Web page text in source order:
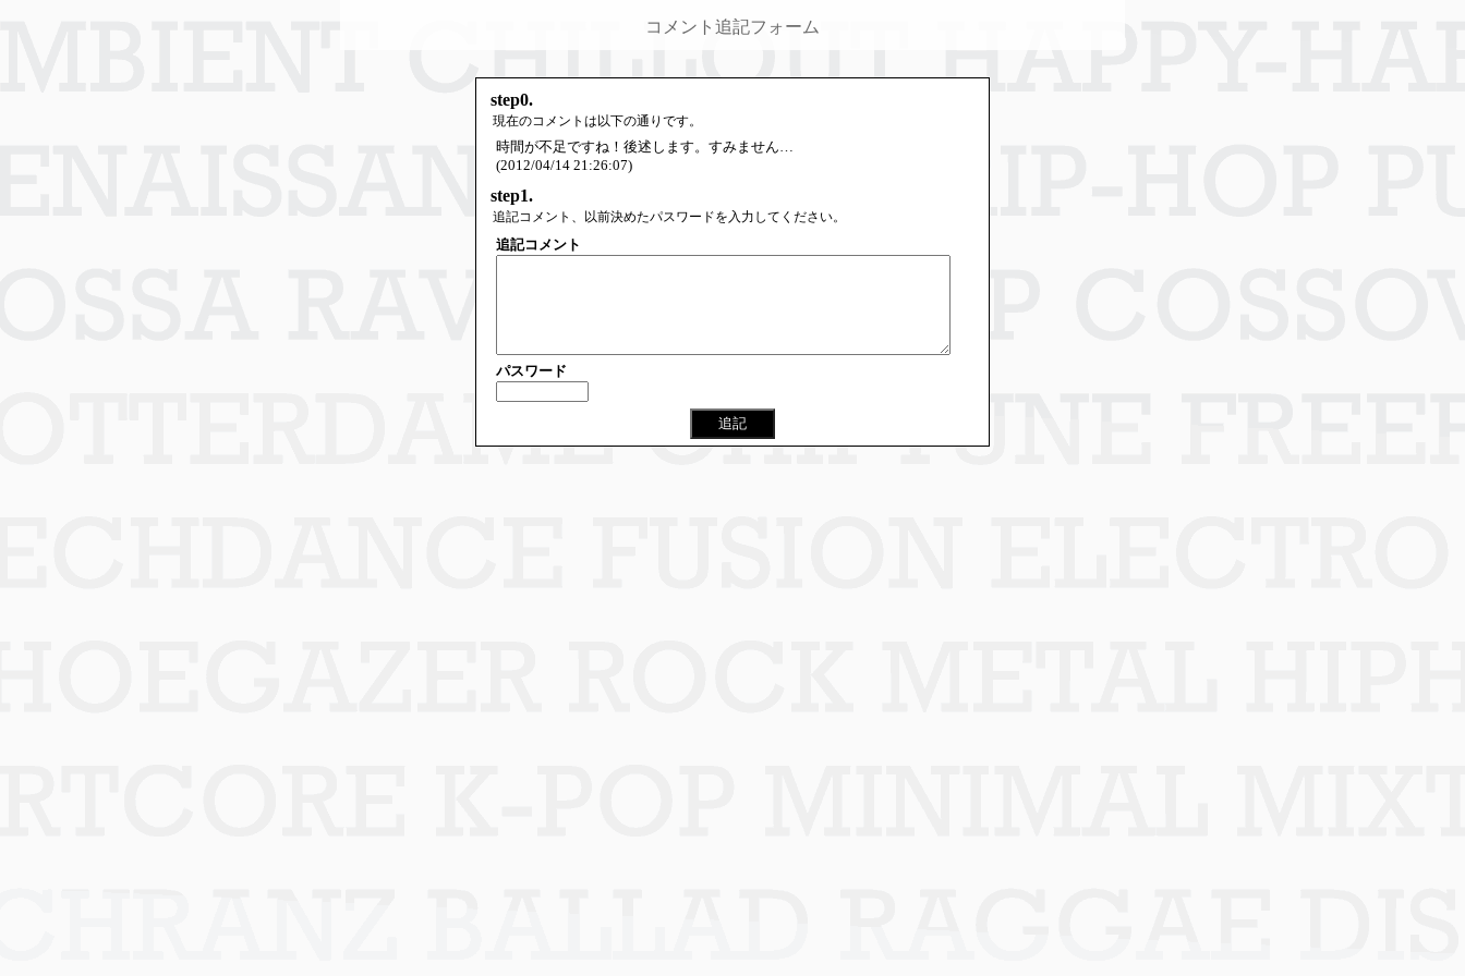
コメント追記フォーム
step0.
現在のコメントは以下の通りです。
時間が不足ですね！後述します。すみません…
(2012/04/14 21:26:07)
step1.
追記コメント、以前決めたパスワードを入力してください。
追記コメント
パスワード
追記